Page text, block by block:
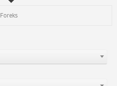
Foreks